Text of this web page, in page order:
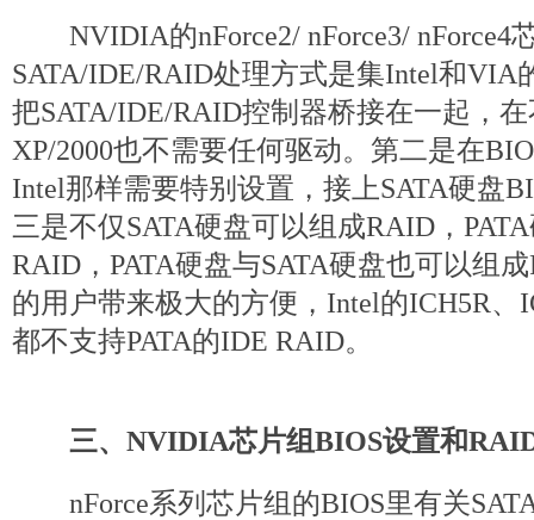
NVIDIA的nForce2/ nForce3/ nForce4
SATA/IDE/RAID处理方式是集Intel和VIA
把SATA/IDE/RAID控制器桥接在一起，
XP/2000也不需要任何驱动。第二是在
Intel那样需要特别设置，接上SATA硬盘
三是不仅SATA硬盘可以组成RAID，
RAID，PATA硬盘与SATA硬盘也可以组
的用户带来极大的方便，Intel的ICH5R、
都不支持PATA的IDE RAID。
三、NVIDIA芯片组BIOS设置和
nForce系列芯片组的BIOS里有关